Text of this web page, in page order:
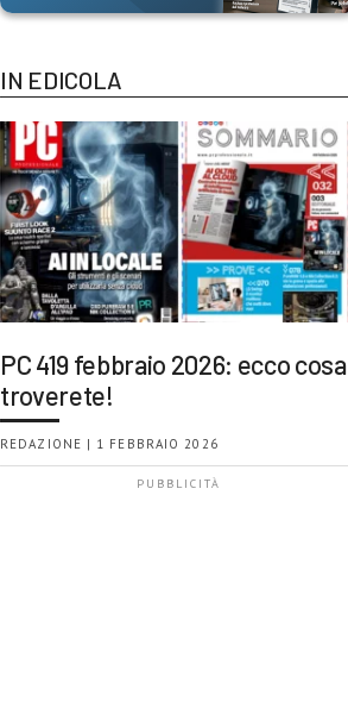
IN EDICOLA
PC 419 febbraio 2026: ecco cosa
troverete!
REDAZIONE | 1 FEBBRAIO 2026